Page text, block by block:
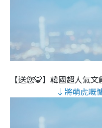
【送您🐯】韓國超人氣
↓將萌虎嘅